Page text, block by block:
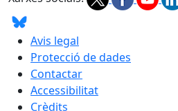
Avis legal
Protecció de dades
Contactar
Accessibilitat
Crèdits